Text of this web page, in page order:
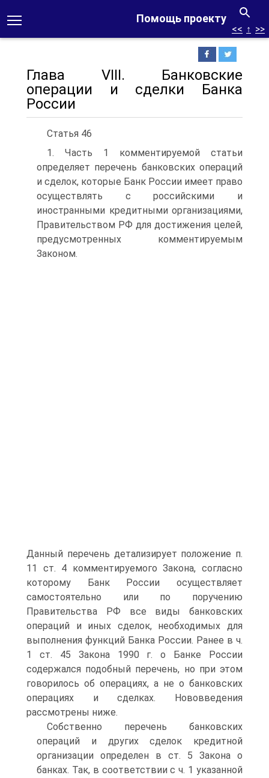
Помощь проекту
<< ↑ >>
Глава VIII. Банковские
операции и сделки Банка
России
Статья 46
1. Часть 1 комментируемой статьи
определяет перечень банковских операций
и сделок, которые Банк России имеет право
осуществлять с российскими и
иностранными кредитными организациями,
Правительством РФ для достижения целей,
предусмотренных комментируемым
Законом.
Данный перечень детализирует положение п.
11 ст. 4 комментируемого Закона, согласно
которому Банк России осуществляет
самостоятельно или по поручению
Правительства РФ все виды банковских
операций и иных сделок, необходимых для
выполнения функций Банка России. Ранее в ч.
1 ст. 45 Закона 1990 г. о Банке России
содержался подобный перечень, но при этом
говорилось об операциях, а не о банковских
операциях и сделках. Нововведения
рассмотрены ниже.
Собственно перечень банковских
операций и других сделок кредитной
организации определен в ст. 5 Закона о
банках. Так, в соответствии с ч. 1 указанной